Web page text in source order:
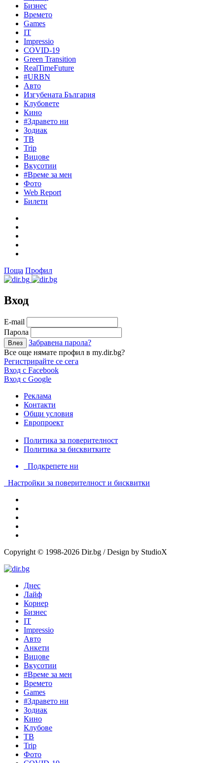
Бизнес
Времето
Games
IT
Impressio
COVID-19
Green Transition
RealTimeFuture
#URBN
Авто
Изгубената България
Клубовете
Кино
#Здравето ни
Зодиак
ТВ
Trip
Вицове
Вкусотии
#Време за мен
Фото
Web Report
Билети
Поща Профил
Вход
Е-mail
Парола
Забравена парола?
Все още нямате профил в my.dir.bg?
Регистрирайте се сега
Вход с Facebook
Вход с Google
Реклама
Контакти
Общи условия
Европроект
Политика за поверителност
Политика за бисквитките
Подкрепете ни
Настройки за поверителност и бисквитки
Copyright © 1998-2026 Dir.bg / Design by StudioX
Днес
Лайф
Корнер
Бизнес
IT
Impressio
Авто
Анкети
Вицове
Вкусотии
#Време за мен
Времето
Games
#Здравето ни
Зодиак
Кино
Клубове
ТВ
Trip
Фото